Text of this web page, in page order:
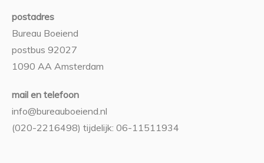
postadres
Bureau Boeiend
postbus 92027
1090 AA Amsterdam
mail en telefoon
info@bureauboeiend.nl
(020-2216498) tijdelijk: 06-11511934